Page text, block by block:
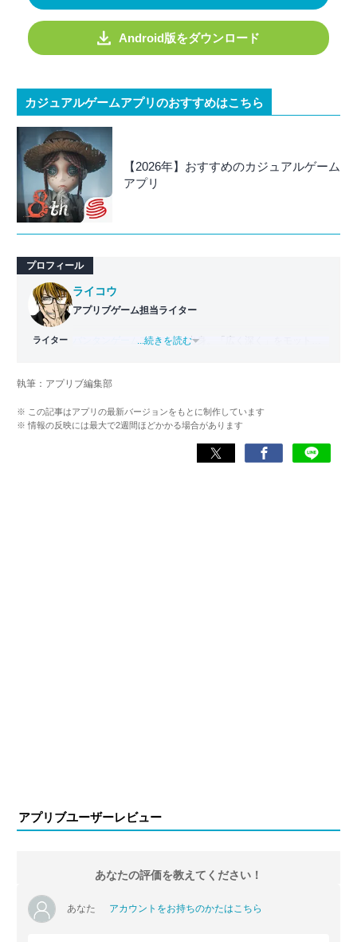
Android版をダウンロード
カジュアルゲームアプリのおすすめはこちら
【2026年】おすすめのカジュアルゲーム
アプリ
プロフィール
ライター
ライコウ
アプリブゲーム担当ライター
バンタンゲームアカデミー 出身。「広く深く」をモットー
ゲームだけでも1,000本以上。ゲーム開発者を目指した経験
くして面白さを引き出し、人々に伝えるためゲームライタ
ーへと転向。
複数のゲームメディアの立ち上げや運営に携わるほか、ゲ
...続きを読む
執筆：アプリブ編集部
※ この記事はアプリの最新バージョンをもとに制作しています
※ 情報の反映には最大で2週間ほどかかる場合があります
アプリブユーザーレビュー
あなたの評価を教えてください！
あなた アカウントをお持ちのかたはこちら